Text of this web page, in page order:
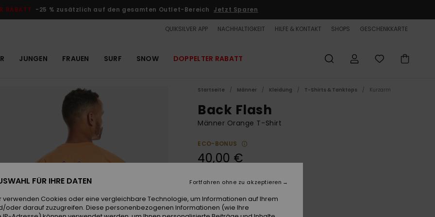
RABATT -25 % zusätzlich auf den gesamten Outlet-Bereich Jetzt Sparen
QUIKSILVER APP NACHHALTIGKEIT HILFE & KONTAKT SHOPS GESCHENKKARTE
JUNGEN FRAUEN SURF SNOW DOPPELTER RABATT
Startseite Männer Kleidung T-Shirts & Tanktops Kurzarm
Back Flash
Männer Orange T-Shirt
ECO-BONUS
40,00 €
FarbeTangerine
FÜR IHRE DATEN
verwenden Cookies oder eine vergleichbare Technologie, um Informationen auf Ihrem
oder darauf zuzugreifen. Diese personenbezogenen Informationen (wie Ihre
Fortfahren ohne zu akzeptieren